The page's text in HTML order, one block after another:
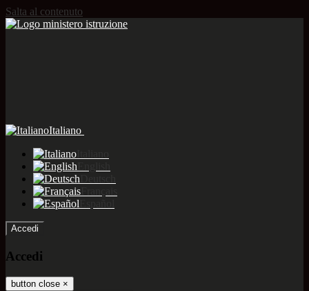
Salta al contenuto
Italiano
Accedi
Accedi
button close ×